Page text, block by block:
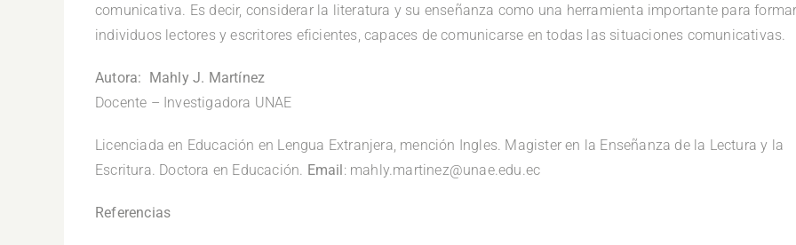
comunicativa. Es decir, considerar la literatura y su enseñanza como una herramienta importante para
individuos lectores y escritores eficientes, capaces de comunicarse en todas las situaciones comunicativas.
Autora: Mahly J. Martínez
Docente – Investigadora UNAE
Licenciada en Educación en Lengua Extranjera, mención Ingles. Magister en la Enseñanza de la Lectura y la
Escritura. Doctora en Educación. Email: mahly.martinez@unae.edu.ec
Referencias